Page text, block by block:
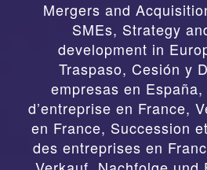
Mergers and
SMEs, Strategy
development in
Traspaso, Cesión y
empresas en España
d’entreprise en France,
en France, Succession
des entreprises en